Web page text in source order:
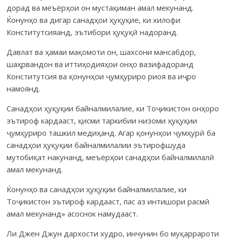
дорад ва меъёрҳои он мустақиман амал мекунанд.
Ќонунҳо ва дигар санадҳои ҳуқуқие, ки хилофи
Конститутсияанд, эътибори ҳуқуқӣ надоранд.
Давлат ва ҳамаи мақомоти он, шахсони мансабдор,
шаҳрвандон ва иттиҳодияҳои онҳо вазифадоранд
Конститутсия ва қонунҳои ҷумҳуриро риоя ва иҷро
намоянд.
Санадҳои ҳуқуқии байналмилалие, ки Тоҷикистон онҳоро
эътироф кардааст, қисми таркибии низоми ҳуқуқии
ҷумҳуриро ташкил медиҳанд. Агар қонунҳои ҷумҳурӣ ба
санадҳои ҳуқуқии байналмилалии эътирофшуда
мутобиқат накунанд, меъёрҳои санадҳои байналмилалӣ
амал мекунанд.
Ќонунҳо ва санадҳои ҳуқуқии байналмилалие, ки
Тоҷикистон эътироф кардааст, пас аз интишори расмӣ
амал мекунанд» асоснок намудааст.
Ли Джен Джун дархости худро, инчунин бо муқаррароти